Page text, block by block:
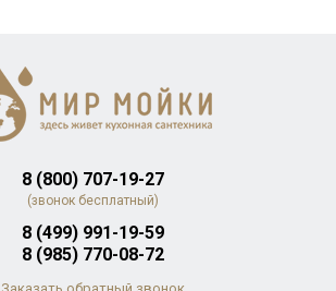
8 (800) 707-19-27
(звонок бесплатный)
8 (499) 991-19-59
8 (985) 770-08-72